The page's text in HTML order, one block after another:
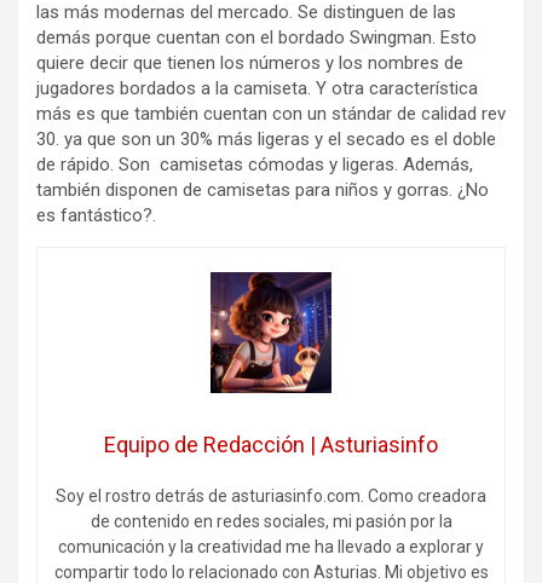
las más modernas del mercado. Se distinguen de las
demás porque cuentan con el bordado Swingman. Esto
quiere decir que tienen los números y los nombres de
jugadores bordados a la camiseta. Y otra característica
más es que también cuentan con un stándar de calidad rev
30. ya que son un 30% más ligeras y el secado es el doble
de rápido. Son camisetas cómodas y ligeras. Además,
también disponen de camisetas para niños y gorras. ¿No
es fantástico?.
Equipo de Redacción | Asturiasinfo
Soy el rostro detrás de asturiasinfo.com. Como creadora
de contenido en redes sociales, mi pasión por la
comunicación y la creatividad me ha llevado a explorar y
compartir todo lo relacionado con Asturias. Mi objetivo es